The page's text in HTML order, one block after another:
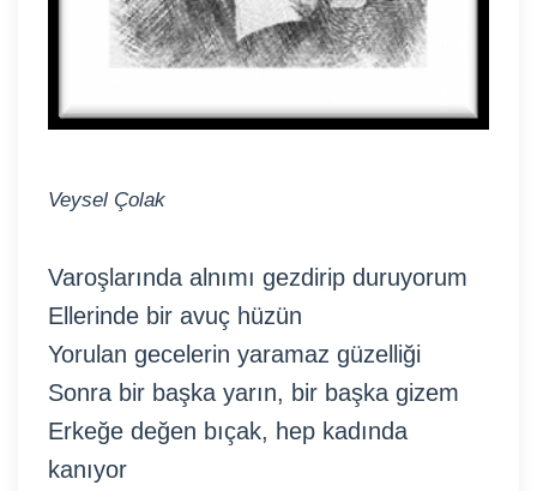
Veysel Çolak
Varoşlarında alnımı gezdirip duruyorum
Ellerinde bir avuç hüzün
Yorulan gecelerin yaramaz güzelliği
Sonra bir başka yarın, bir başka gizem
Erkeğe değen bıçak, hep kadında
kanıyor